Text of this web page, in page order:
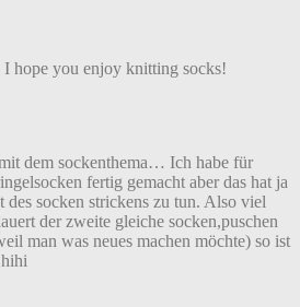
hope you enjoy knitting socks!
dem sockenthema… Ich habe für
fertig gemacht aber das hat ja
socken strickens zu tun. Also viel
der zweite gleiche socken,puschen
man was neues machen möchte) so ist